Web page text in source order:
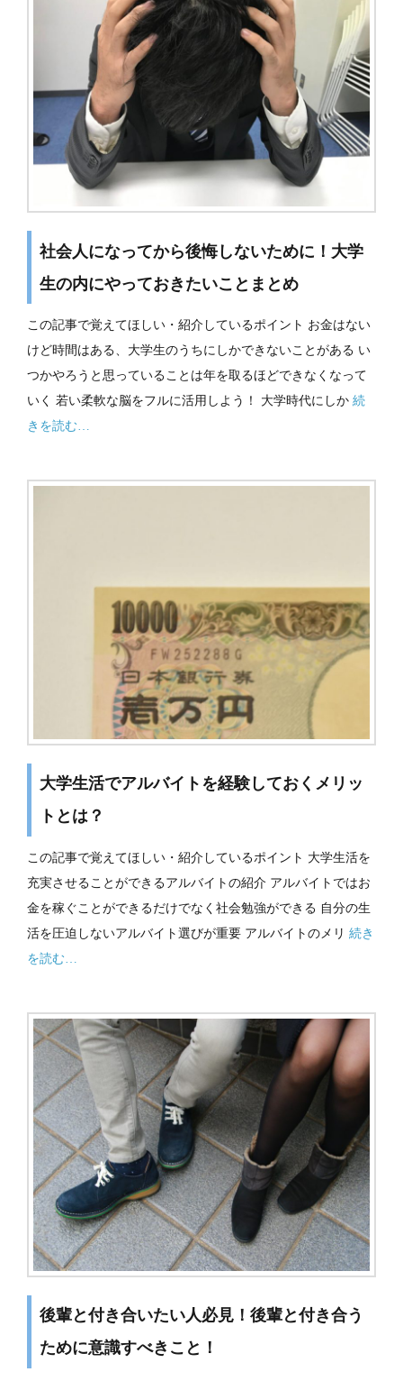
社会人になってから後悔しないために！大学
生の内にやっておきたいことまとめ
この記事で覚えてほしい・紹介しているポイント お金はない
けど時間はある、大学生のうちにしかできないことがある い
つかやろうと思っていることは年を取るほどできなくなって
いく 若い柔軟な脳をフルに活用しよう！ 大学時代にしか 続
きを読む…
大学生活でアルバイトを経験しておくメリッ
トとは？
この記事で覚えてほしい・紹介しているポイント 大学生活を
充実させることができるアルバイトの紹介 アルバイトではお
金を稼ぐことができるだけでなく社会勉強ができる 自分の生
活を圧迫しないアルバイト選びが重要 アルバイトのメリ 続き
を読む…
後輩と付き合いたい人必見！後輩と付き合う
ために意識すべきこと！